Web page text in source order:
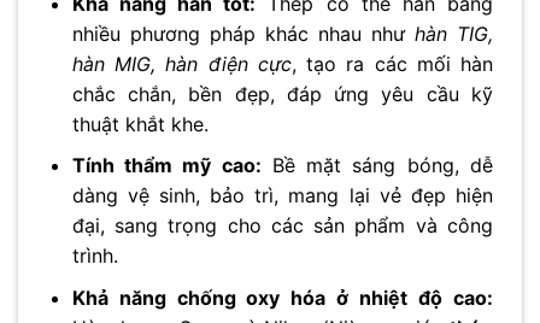
nhiều phương pháp khác nhau như hàn TIG,
hàn MIG, hàn điện cực, tạo ra các mối hàn
chắc chắn, bền đẹp, đáp ứng yêu cầu kỹ
thuật khắt khe.
Tính thẩm mỹ cao: Bề mặt sáng bóng, dễ
dàng vệ sinh, bảo trì, mang lại vẻ đẹp hiện
đại, sang trọng cho các sản phẩm và công
trình.
Khả năng chống oxy hóa ở nhiệt độ cao: